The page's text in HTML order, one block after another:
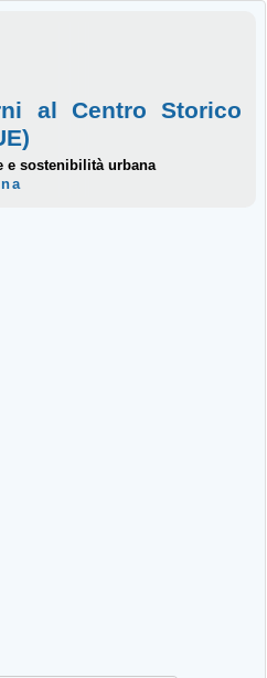
al Centro Storico
e sostenibilità urbana